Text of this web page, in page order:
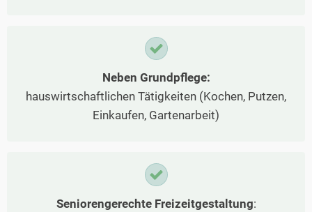
Neben Grundpflege:
hauswirtschaftlichen Tätigkeiten (Kochen, Putzen,
Einkaufen, Gartenarbeit)
Seniorengerechte Freizeitgestaltung: